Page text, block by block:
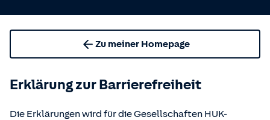
Zu meiner Homepage
Erklärung zur Barrierefreiheit
Die Erklärungen wird für die Gesellschaften HUK-